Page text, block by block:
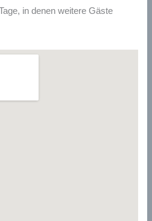
in denen weitere Gäste